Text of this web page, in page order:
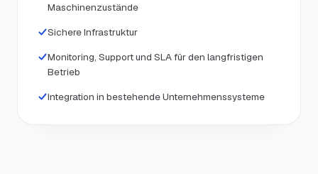
Maschinenzustände
Sichere Infrastruktur
Monitoring, Support und SLA für den langfristigen
Betrieb
Integration in bestehende Unternehmenssysteme